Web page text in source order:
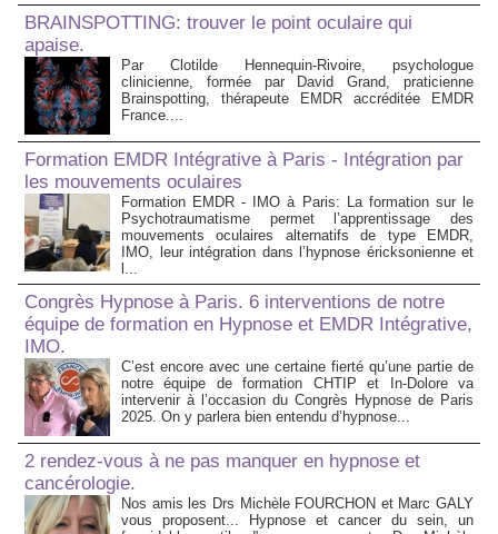
BRAINSPOTTING: trouver le point oculaire qui
apaise.
Par Clotilde Hennequin-Rivoire, psychologue
clinicienne, formée par David Grand, praticienne
Brainspotting, thérapeute EMDR accréditée EMDR
France....
Formation EMDR Intégrative à Paris - Intégration par
les mouvements oculaires
Formation EMDR - IMO à Paris: La formation sur le
Psychotraumatisme permet l’apprentissage des
mouvements oculaires alternatifs de type EMDR,
IMO, leur intégration dans l’hypnose éricksonienne et
l...
Congrès Hypnose à Paris. 6 interventions de notre
équipe de formation en Hypnose et EMDR Intégrative,
IMO.
C’est encore avec une certaine fierté qu’une partie de
notre équipe de formation CHTIP et In-Dolore va
intervenir à l’occasion du Congrès Hypnose de Paris
2025. On y parlera bien entendu d’hypnose...
2 rendez-vous à ne pas manquer en hypnose et
cancérologie.
Nos amis les Drs Michèle FOURCHON et Marc GALY
vous proposent... Hypnose et cancer du sein, un